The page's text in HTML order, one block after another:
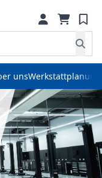
unsWerkstattplanung